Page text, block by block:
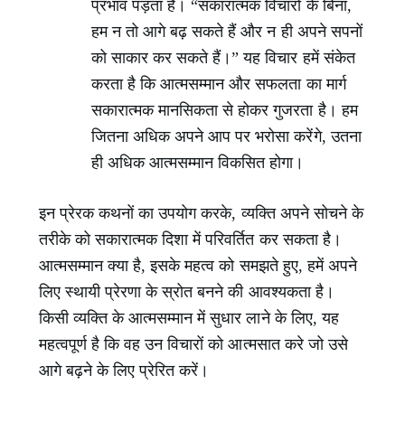
प्रभाव पड़ता है। “सकारात्मक विचारों के बिना,
हम न तो आगे बढ़ सकते हैं और न ही अपने सपनों
को साकार कर सकते हैं।” यह विचार हमें संकेत
करता है कि आत्मसम्मान और सफलता का मार्ग
सकारात्मक मानसिकता से होकर गुजरता है। हम
जितना अधिक अपने आप पर भरोसा करेंगे, उतना
ही अधिक आत्मसम्मान विकसित होगा।
इन प्रेरक कथनों का उपयोग करके, व्यक्ति अपने सोचने के
तरीके को सकारात्मक दिशा में परिवर्तित कर सकता है।
आत्मसम्मान क्या है, इसके महत्व को समझते हुए, हमें अपने
लिए स्थायी प्रेरणा के स्रोत बनने की आवश्यकता है।
किसी व्यक्ति के आत्मसम्मान में सुधार लाने के लिए, यह
महत्वपूर्ण है कि वह उन विचारों को आत्मसात करे जो उसे
आगे बढ़ने के लिए प्रेरित करें।